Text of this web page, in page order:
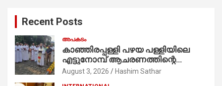
Recent Posts
അപകടം
കാഞ്ഞിരപ്പള്ളി പഴയ പള്ളിയിലെ
എട്ടുനോമ്പ് ആചരണത്തിന്റെ
ഭാഗമായുള്ള പന്തലിന്റെ കാൽനാട്ട്
August 3, 2026 Hashim Sathar